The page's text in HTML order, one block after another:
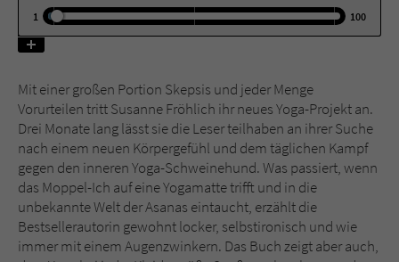
1
100
Mit einer großen Portion Skepsis und jeder Menge
Vorurteilen tritt Susanne Fröhlich ihr neues Yoga-Projekt an.
Drei Monate lang lässt sie die Leser teilhaben an ihrer Suche
nach einem neuen Körpergefühl und dem täglichen Kampf
gegen den inneren Yoga-Schweinehund. Was passiert, wenn
das Moppel-Ich auf eine Yogamatte trifft und in die
unbekannte Welt der Asanas eintaucht, erzählt die
Bestsellerautorin gewohnt locker, selbstironisch und wie
immer mit einem Augenzwinkern. Das Buch zeigt aber auch,
Anbieter Literatur-Couch Medien GmbH & Co. KG
Laufzeit 1 Jahr
Zweck Cookie für Kommentare einzelner Buchtitel
Name fe_typo_user